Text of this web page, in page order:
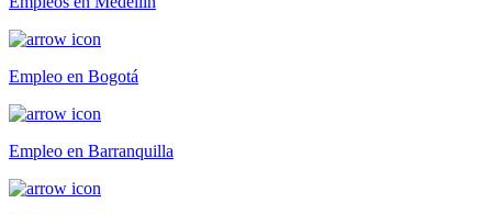
Empleo en Bogotá
Empleo en Barranquilla